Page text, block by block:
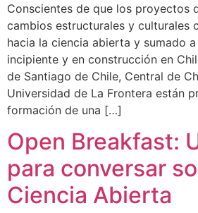
Conscientes de que los proyectos
cambios estructurales y culturales
hacia la ciencia abierta y sumado
incipiente y en construcción en
de Santiago de Chile, Central de
Universidad de La Frontera están
formación de una […]
Open Breakfast:
para conversar
Ciencia Abierta